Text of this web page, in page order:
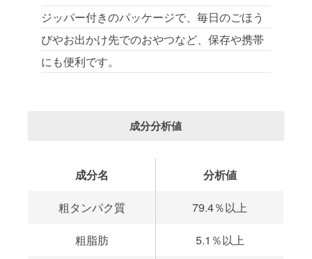
ジッパー付きのパッケージで、毎日のごほう
びやお出かけ先でのおやつなど、保存や携帯
にも便利です。
成分分析値
成分名 分析値
粗タンパク質 79.4％以上
粗脂肪 5.1％以上